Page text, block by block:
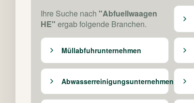
Ihre Suche nach "Abfuellwaagen
HE" ergab folgende Branchen.
Müllabfuhrunternehmen
Abwasserreinigungsunternehmen